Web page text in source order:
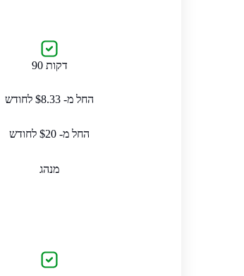
90 דקות
החל מ- $8.33 לחודש
החל מ- $20 לחודש
מנהג